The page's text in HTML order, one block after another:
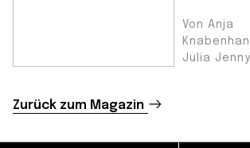
Von Anja
Julia Jenny
Zurück zum Magazin